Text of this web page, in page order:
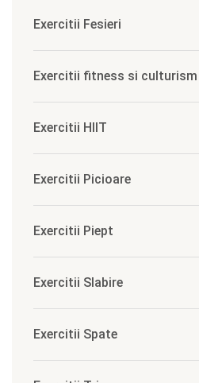
Exercitii Fesieri
Exercitii fitness si culturism
Exercitii HIIT
Exercitii Picioare
Exercitii Piept
Exercitii Slabire
Exercitii Spate